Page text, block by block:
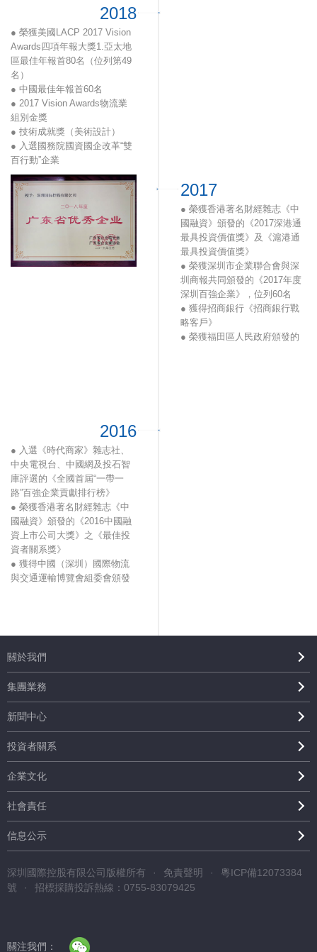
發“2019年深圳質量標桿”
● 第十四屆中國（深圳）國際
物流與供應鏈博覽會第3次蟬
聯“品牌企業獎”
2018
● 榮獲美國LACP 2017 Vision
Awards四項年報大獎1.亞太地
區最佳年報首80名（位列第49
名）
● 中國最佳年報首60名
● 2017 Vision Awards物流業
組別金獎
● 技術成就獎（美術設計）
● 入選國務院國資國企改革“雙
百行動”企業
● 榮獲廣東省企業聯合會、廣
東省企業家協會頒發的《2017
年度廣東省優秀企業》
● 榮獲福田區人民政府頒發的
2017
● 榮獲香港著名財經雜志《中
國融資》頒發的《2017深港通
最具投資價值獎》及《滬港通
最具投資價值獎》
● 榮獲深圳市企業聯合會與深
圳商報共同頒發的《2017年度
深圳百強企業》，位列60名
● 獲得招商銀行《招商銀行戰
略客戶》
● 榮獲福田區人民政府頒發的
2016
● 入選《時代商家》雜志社、
中央電視台、中國網及投石智
庫評選的《全國首屆“一帶一
路”百強企業貢獻排行榜》
● 榮獲香港著名財經雜志《中
國融資》頒發的《2016中國融
資上市公司大獎》之《最佳投
資者關系獎》
● 獲得中國（深圳）國際物流
與交通運輸博覽會組委會頒發
關於我們
集團業務
新聞中心
投資者關系
企業文化
社會責任
信息公示
深圳國際控股有限公司版權所有 · 免責聲明 ·
粵ICP備12073384
號
· 招標採購投訴熱線：0755-83079425
關注我們：